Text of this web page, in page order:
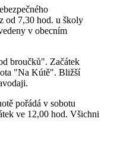
od 7,30 hod. u školy
v obecním
broučků". Začátek
"Na Kútě". Bližší
pořádá v sobotu
ve 12,00 hod. Všichni